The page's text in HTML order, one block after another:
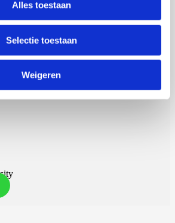
Alles toestaan
Selectie toestaan
Weigeren